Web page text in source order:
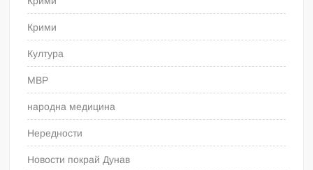
Крими
Култура
МВР
народна медицина
Нередности
Новости покрай Дунав